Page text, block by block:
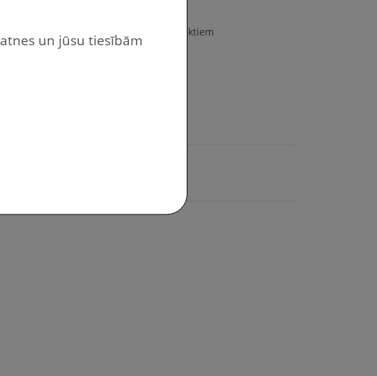
strādājot pie Gudlenieks.lv projektiem
un jūsu tiesībām